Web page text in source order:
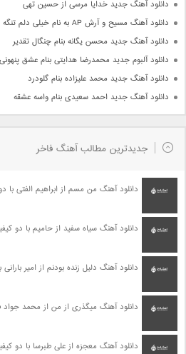
دانلود آهنگ جدید خدایا مرسی از حسین تهی
دانلود آهنگ مسیح و آرش AP به نام خیلی دلم تنگه
دانلود آهنگ جدید محسن یگانه بنام چنگال تقدیر
دانلود آلبوم جدید محمدرضا هدایتی بنام عشق پنهونی
دانلود آهنگ جدید محمد علیزاده بنام گلودرد
دانلود آهنگ جدید احمد سعیدی بنام واسه عشقه
جدیدترین مطالب آهنگ فاخر
دانلود آهنگ من مسم از ابراهیم الفتی با
دانلود آهنگ سیاه سفید از حامیم با دو
دانلود آهنگ دلیل زنده بودنم از امیر
دانلود آهنگ میگذری از من از محمد
دانلود آهنگ معجزه از علی طبرسا با دو